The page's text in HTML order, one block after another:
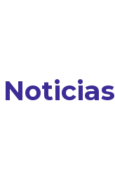
Noticias